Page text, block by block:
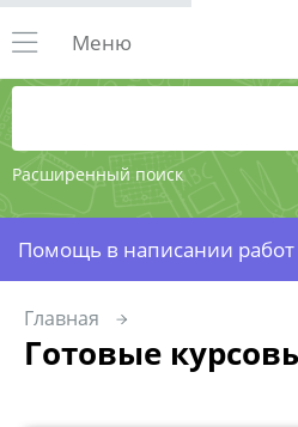
Расширенный поиск
Меню
Помощь в написании работ
Главная
Готовые